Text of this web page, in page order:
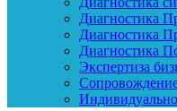
Диагностика
Диагностика
Диагностика
Экспертиза